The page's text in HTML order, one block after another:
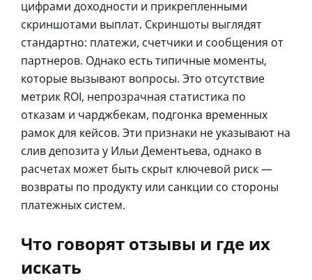
цифрами доходности и прикрепленными
скриншотами выплат. Скриншоты выглядят
стандартно: платежи, счетчики и сообщения от
партнеров. Однако есть типичные моменты,
которые вызывают вопросы. Это отсутствие
метрик ROI, непрозрачная статистика по
отказам и чарджбекам, подгонка временных
рамок для кейсов. Эти признаки не указывают на
слив депозита у Ильи Дементьева, однако в
расчетах может быть скрыт ключевой риск —
возвраты по продукту или санкции со стороны
платежных систем.
Что говорят отзывы и где их
искать